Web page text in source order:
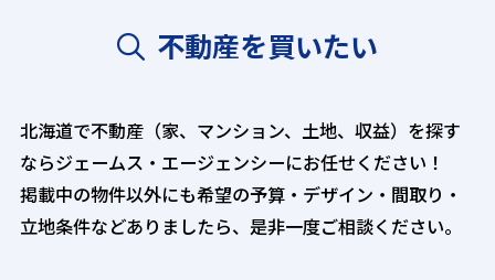
不動産を買いたい
北海道で不動産（家、マンション、土地、収益）を探す
ならジェームス・エージェンシーにお任せください！
掲載中の物件以外にも希望の予算・デザイン・間取り・
立地条件などありましたら、是非一度ご相談ください。